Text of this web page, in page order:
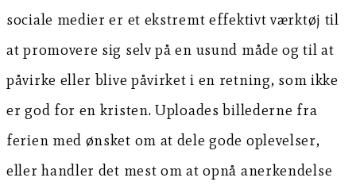
sociale medier er et ekstremt effektivt værktøj til
at promovere sig selv på en usund måde og til at
påvirke eller blive påvirket i en retning, som ikke
er god for en kristen. Uploades billederne fra
ferien med ønsket om at dele gode oplevelser,
eller handler det mest om at opnå anerkendelse